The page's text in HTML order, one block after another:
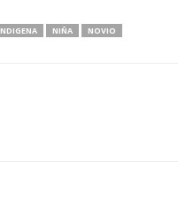
NIÑA
NOVIO